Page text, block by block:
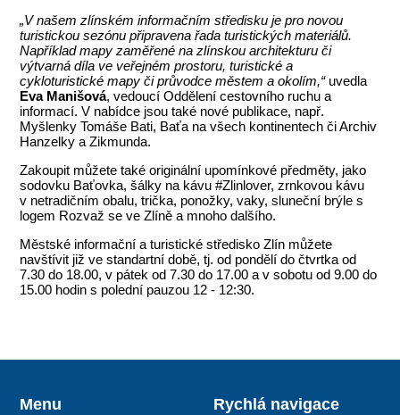
„V našem zlínském informačním středisku je pro novou
turistickou sezónu připravena řada turistických materiálů.
Například mapy zaměřené na zlínskou architekturu či
výtvarná díla ve veřejném prostoru, turistické a
cykloturistické mapy či průvodce městem a okolím,“uvedla
Eva Manišová, vedoucí Oddělení cestovního ruchu a
informací. V nabídce jsou také nové publikace, např.
Myšlenky Tomáše Bati, Baťa na všech kontinentech či Archiv
Hanzelky a Zikmunda.
Zakoupit můžete také originální upomínkové předměty, jako
sodovku Baťovka, šálky na kávu #Zlinlover, zrnkovou kávu
v netradičním obalu, trička, ponožky, vaky, sluneční brýle s
logem Rozvaž se ve Zlíně a mnoho dalšího.
Městské informační a turistické středisko Zlín můžete
navštívit již ve standartní době, tj. od pondělí do čtvrtka od
7.30 do 18.00, v pátek od 7.30 do 17.00 a v sobotu od 9.00 do
15.00 hodin s polední pauzou 12 - 12:30.
Menu Rychlá navigace